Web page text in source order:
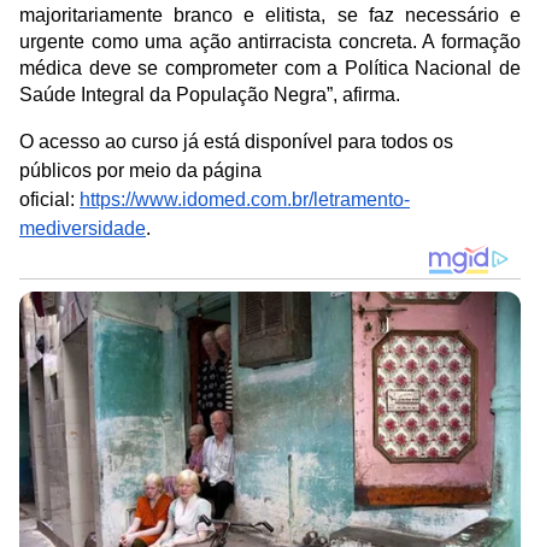
majoritariamente branco e elitista, se faz necessário e
urgente como uma ação antirracista concreta. A formação
médica deve se comprometer com a Política Nacional de
Saúde Integral da População Negra”, afirma.
O acesso ao curso já está disponível para todos os
públicos por meio da página
oficial: https://www.idomed.com.br/letramento-
mediversidade.